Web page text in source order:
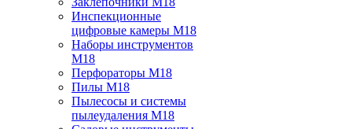
Инспекционные
цифровые камеры M18
Наборы инструментов
M18
Перфораторы M18
Пилы M18
Пылесосы и системы
пылеудаления M18